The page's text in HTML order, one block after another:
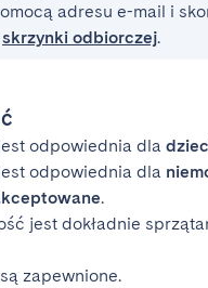
adresu e-mail i
skrzynki odbiorczej.
odpowiednia dla
odpowiednia dla
.
jest dokładnie
zapewnione.